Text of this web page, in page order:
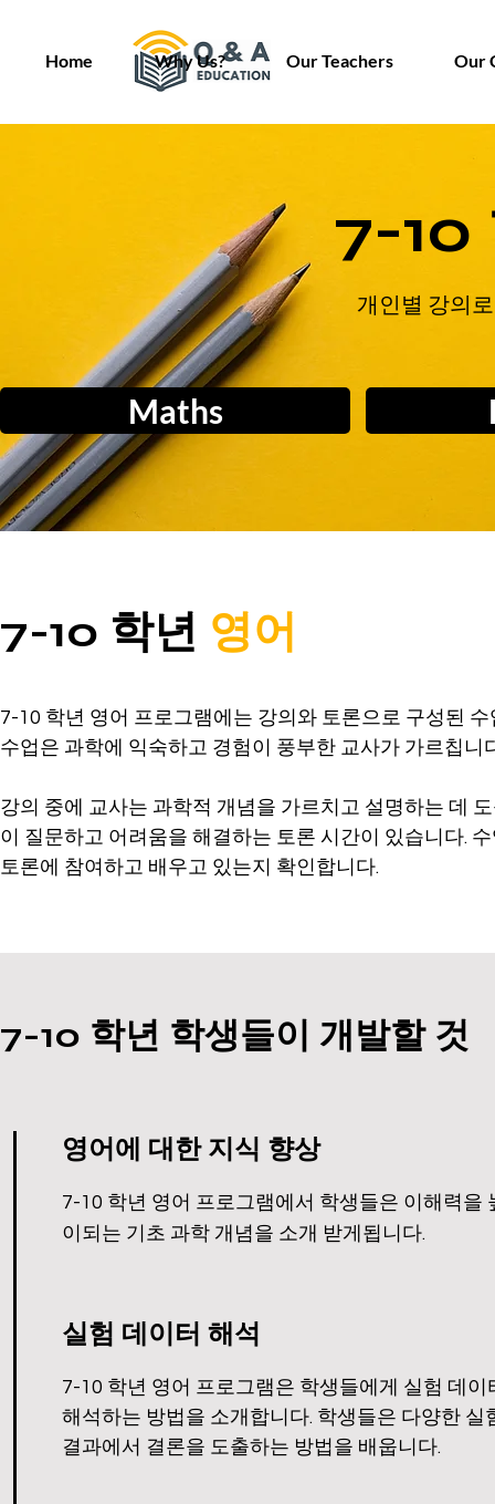
Home Why Us? Our Teachers Our
7-10
개인별 강의
Maths
7-10 학년 영어
7-10 학년 영어 프로그램에는 강의와 토론으로 구성된
수업은 과학에 익숙하고 경험이 풍부한 교사가 가르칩니
강의 중에 교사는 과학적 개념을 가르치고 설명하는 데
이 질문하고 어려움을 해결하는 토론 시간이 있습니다.
토론에 참여하고 배우고 있는지 확인합니다.
7-10 학년 학생들이 개발할 것
영어에 대한 지식 향상
7-10 학년 영어 프로그램에서 학생들은 이해력을
이되는 기초 과학 개념을 소개 받게됩니다.
실험 데이터 해석
7-10 학년 영어 프로그램은 학생들에게 실험 데이
해석하는 방법을 소개합니다. 학생들은 다양한 실
결과에서 결론을 도출하는 방법을 배웁니다.